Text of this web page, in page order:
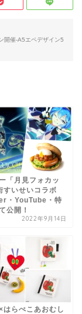
開催-A5エペデザイン5
「月見フォカッ
すいせいコラボ
・YouTube・特
公開！
2022年9月14日
はらぺこあおむし